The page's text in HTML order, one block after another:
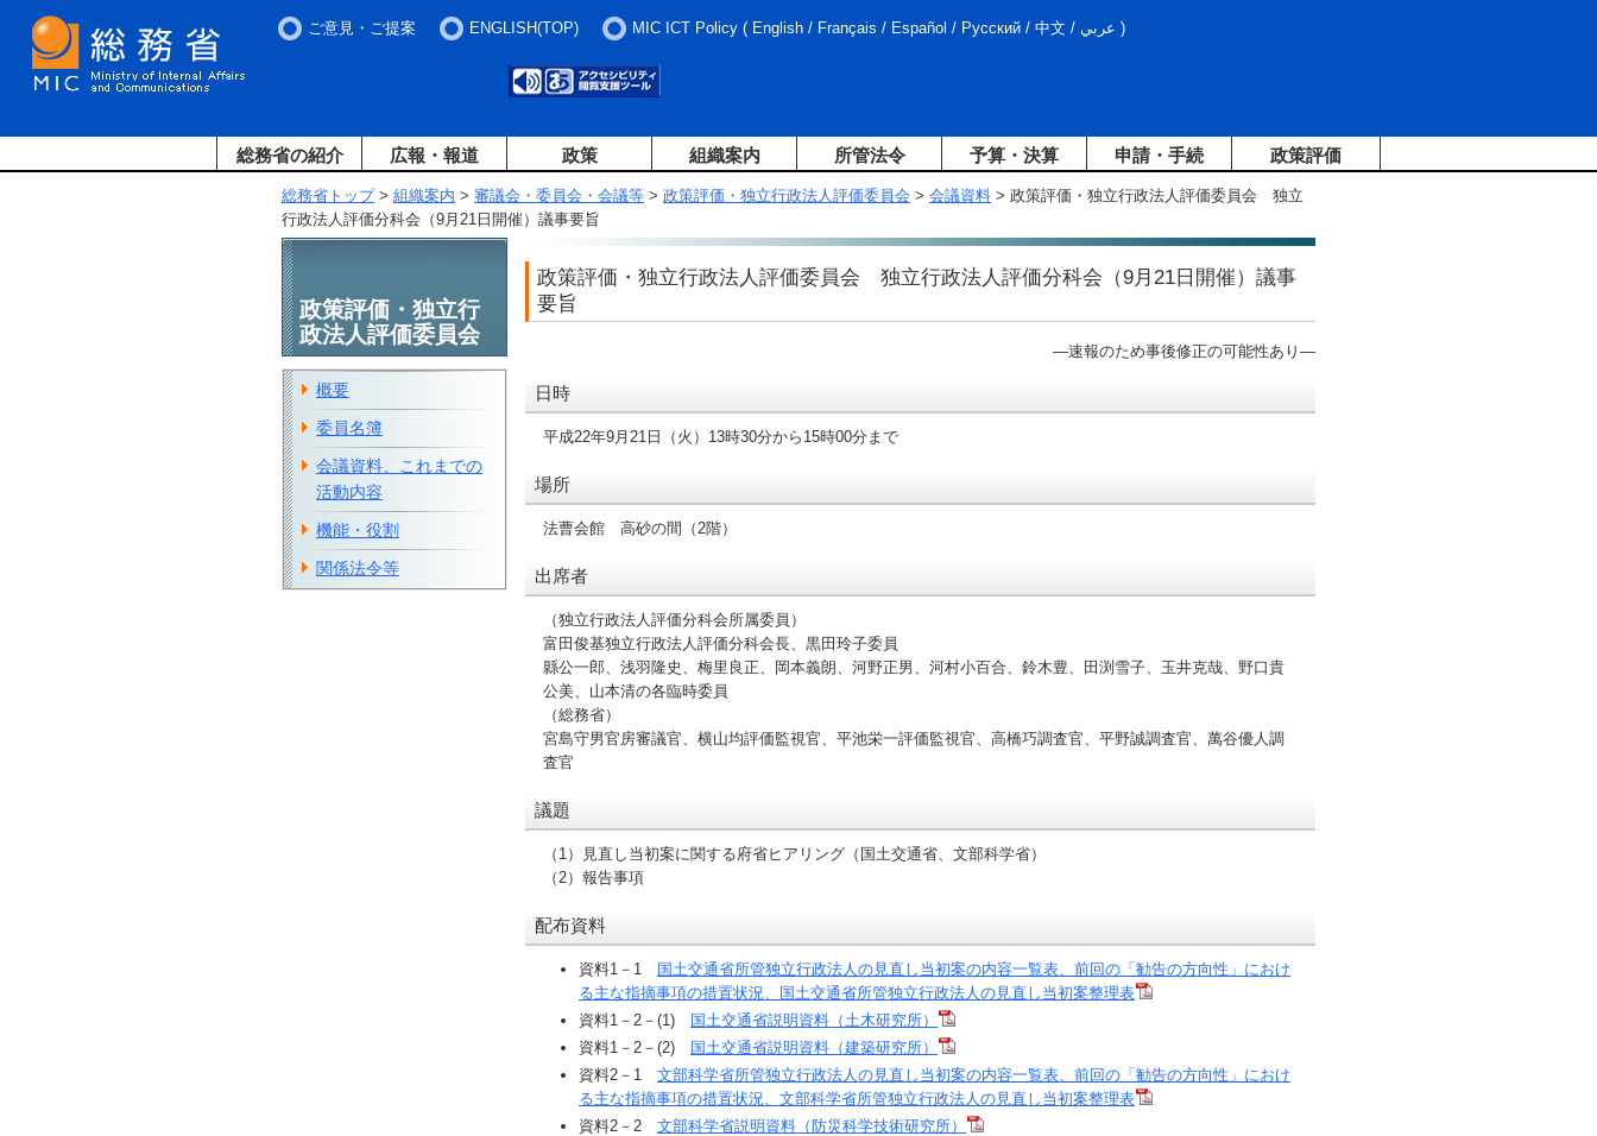
ご意見・ご提案 ENGLISH(TOP) MIC ICT Policy ( English / Français / Español / Русский / 中文 / عربي )
総務省の紹介 広報・報道 政策 組織案内 所管法令 予算・決算 申請・手続 政策評価
総務省トップ> 組織案内 > 審議会・委員会・会議等 > 政策評価・独立行政法人評価委員会 > 会議資料 > 政策評価・独立行政法人評価委員会 独立
行政法人評価分科会（9月21日開催）議事要旨
政策評価・独立行政法人評価委員会 独立行政法人評価分科会（9月21日開催）議事
要旨
―速報のため事後修正の可能性あり―
日時
平成22年9月21日（火）13時30分から15時00分まで
場所
法曹会館 高砂の間（2階）
出席者
（独立行政法人評価分科会所属委員）
富田俊基独立行政法人評価分科会長、黒田玲子委員
縣公一郎、浅羽隆史、梅里良正、岡本義朗、河野正男、河村小百合、鈴木豊、田渕雪子、玉井克哉、野口貴
公美、山本清の各臨時委員
（総務省）
宮島守男官房審議官、横山均評価監視官、平池栄一評価監視官、高橋巧調査官、平野誠調査官、萬谷優人調
査官
議題
（1）見直し当初案に関する府省ヒアリング（国土交通省、文部科学省）
（2）報告事項
配布資料
資料1－1
国土交通省所管独立行政法人の見直し当初案の内容一覧表、前回の「勧告の方向性」におけ
る主な指摘事項の措置状況、国土交通省所管独立行政法人の見直し当初案整理表
資料1－2－(1)
国土交通省説明資料（土木研究所）
資料1－2－(2)
国土交通省説明資料（建築研究所）
資料2－1 文部科学省所管独立行政法人の見直し当初案の内容一覧表、前回の「勧告の方向性」におけ
る主な指摘事項の措置状況、文部科学省所管独立行政法人の見直し当初案整理表
資料2－2 文部科学省説明資料（防災科学技術研究所）
政策評価・独立行
政法人評価委員会
概要
委員名簿
会議資料、これまでの
活動内容
機能・役割
関係法令等